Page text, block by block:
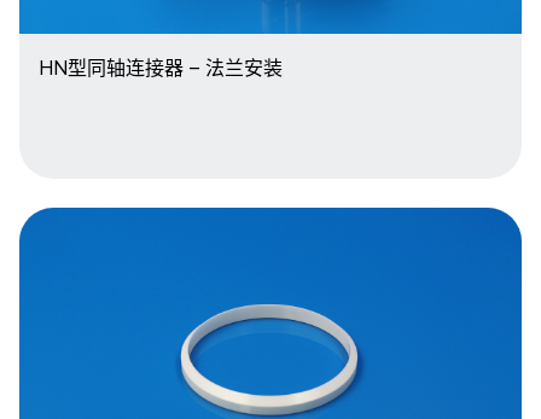
HN型同轴连接器 – 法兰安装